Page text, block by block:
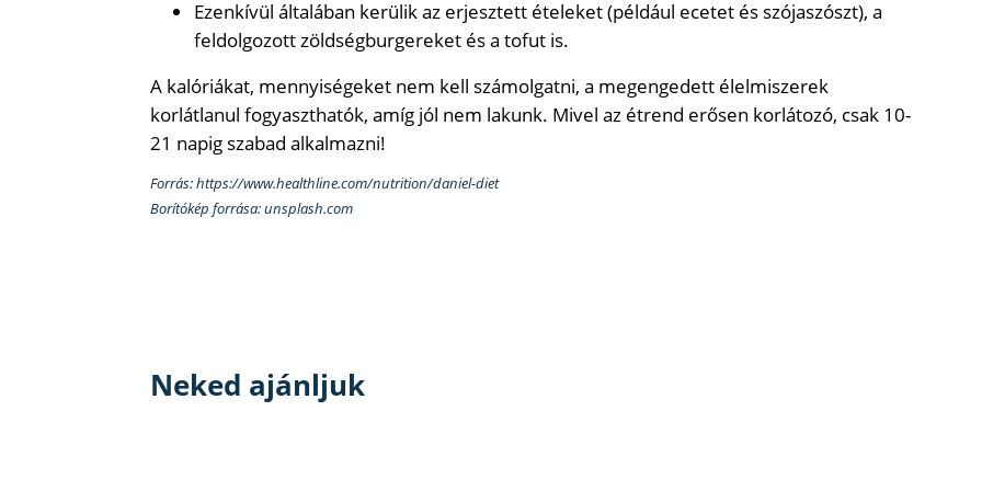
Ezenkívül általában kerülik az erjesztett ételeket (például ecetet és szójaszószt), a
feldolgozott zöldségburgereket és a tofut is.
A kalóriákat, mennyiségeket nem kell számolgatni, a megengedett élelmiszerek
korlátlanul fogyaszthatók, amíg jól nem lakunk. Mivel az étrend erősen korlátozó, csak 10-
21 napig szabad alkalmazni!
Forrás: https://www.healthline.com/nutrition/daniel-diet
Borítókép forrása: unsplash.com
Neked ajánljuk